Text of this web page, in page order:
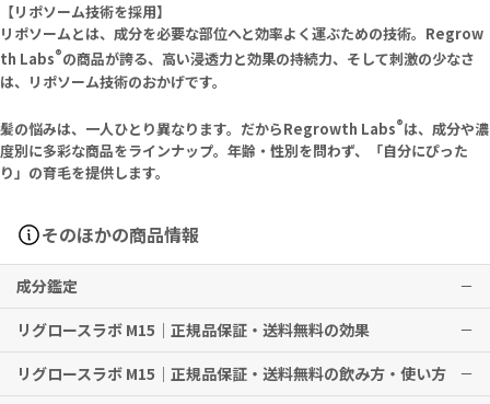
【リポソーム技術を採用】
リポソームとは、成分を必要な部位へと効率よく運ぶための技術。Regrow
th Labs®の商品が誇る、高い浸透力と効果の持続力、そして刺激の少なさ
は、リポソーム技術のおかげです。
髪の悩みは、一人ひとり異なります。だからRegrowth Labs®は、成分や濃
度別に多彩な商品をラインナップ。年齢・性別を問わず、「自分にぴった
り」の育毛を提供します。
そのほかの商品情報
成分鑑定
リグロースラボ M15｜正規品保証・送料無料の効果
育毛
リグロースラボ M15｜正規品保証・送料無料の飲み方・使い方